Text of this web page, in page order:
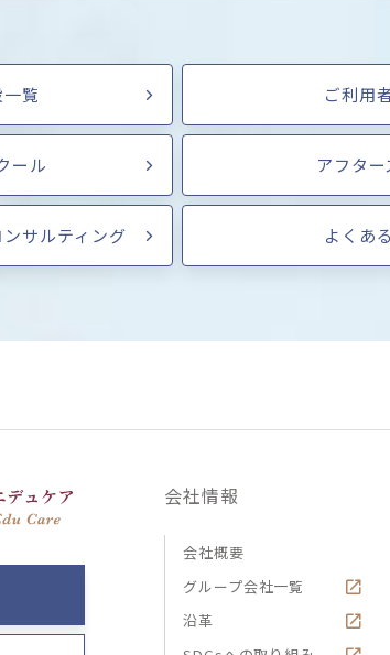
覧 ご利用
ール アフタ
サルティング よくあ
会社情報
会社概要
グループ会社一覧
沿革